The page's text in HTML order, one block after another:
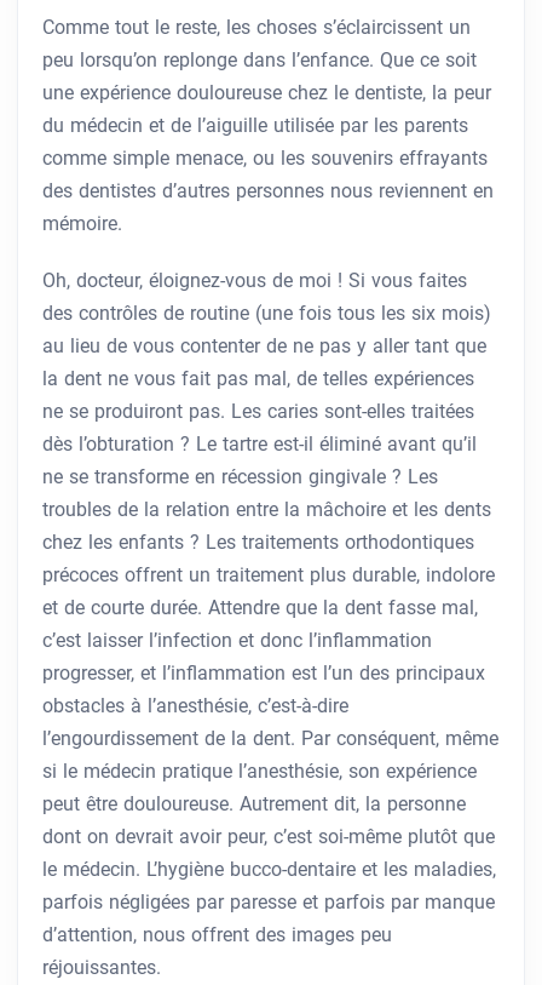
Comme tout le reste, les choses s’éclaircissent un
peu lorsqu’on replonge dans l’enfance. Que ce soit
une expérience douloureuse chez le dentiste, la peur
du médecin et de l’aiguille utilisée par les parents
comme simple menace, ou les souvenirs effrayants
des dentistes d’autres personnes nous reviennent en
mémoire.
Oh, docteur, éloignez-vous de moi ! Si vous faites
des contrôles de routine (une fois tous les six mois)
au lieu de vous contenter de ne pas y aller tant que
la dent ne vous fait pas mal, de telles expériences
ne se produiront pas. Les caries sont-elles traitées
dès l’obturation ? Le tartre est-il éliminé avant qu’il
ne se transforme en récession gingivale ? Les
troubles de la relation entre la mâchoire et les dents
chez les enfants ? Les traitements orthodontiques
précoces offrent un traitement plus durable, indolore
et de courte durée. Attendre que la dent fasse mal,
c’est laisser l’infection et donc l’inflammation
progresser, et l’inflammation est l’un des principaux
obstacles à l’anesthésie, c’est-à-dire
l’engourdissement de la dent. Par conséquent, même
si le médecin pratique l’anesthésie, son expérience
peut être douloureuse. Autrement dit, la personne
dont on devrait avoir peur, c’est soi-même plutôt que
le médecin. L’hygiène bucco-dentaire et les maladies,
parfois négligées par paresse et parfois par manque
d’attention, nous offrent des images peu
réjouissantes.